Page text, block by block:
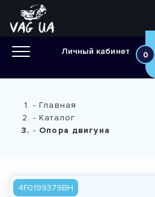
Личный кабинет 0
Главная
Каталог
Опора двигуна
4F0199379BH